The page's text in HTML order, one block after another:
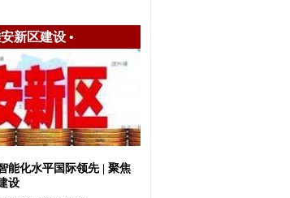
新区建设•
能化水平国际领先 | 聚焦
设